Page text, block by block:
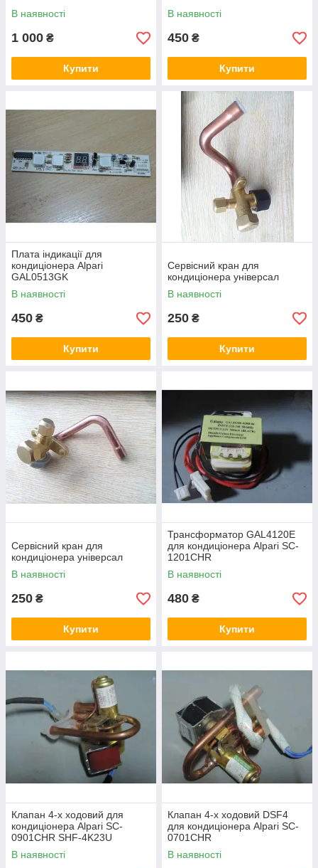
В наявності
1 000 ₴
Купити
В наявності
450 ₴
Купити
Плата індикації для
кондиціонера Alpari
GAL0513GK
В наявності
450 ₴
Купити
Сервісний кран для
кондиціонера універсал
В наявності
250 ₴
Купити
Сервісний кран для
кондиціонера універсал
В наявності
250 ₴
Купити
Трансформатор GAL4120E
для кондиціонера Alpari SC-
1201CHR
В наявності
480 ₴
Купити
Клапан 4-х ходовий для
кондиціонера Alpari SC-
0901CHR SHF-4K23U
В наявності
Клапан 4-х ходовий DSF4
для кондиціонера Alpari SC-
0701CHR
В наявності